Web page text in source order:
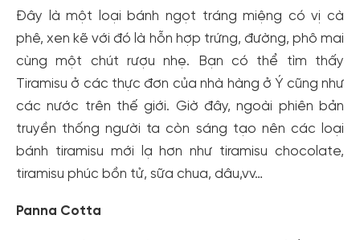
Đây là một loại bánh ngọt tráng miệng có vị cà
phê, xen kẽ với đó là hỗn hợp trứng, đường, phô mai
cùng một chút rượu nhẹ. Bạn có thể tìm thấy
Tiramisu ở các thực đơn của nhà hàng ở Ý cũng như
các nước trên thế giới. Giờ đây, ngoài phiên bản
truyền thống người ta còn sáng tạo nên các loại
bánh tiramisu mới lạ hơn như tiramisu chocolate,
tiramisu phúc bồn tử, sữa chua, dâu,vv…
Panna Cotta